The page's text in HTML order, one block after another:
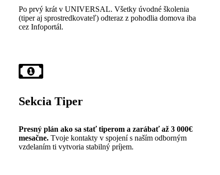
Po prvý krát v UNIVERSAL. Všetky úvodné školenia
(tiper aj sprostredkovateľ) odteraz z pohodlia domova iba
cez Infoportál.
Sekcia Tiper
Presný plán ako sa stať tiperom a zarábať až 3 000€
mesačne. Tvoje kontakty v spojení s naším odborným
vzdelaním ti vytvoria stabilný príjem.